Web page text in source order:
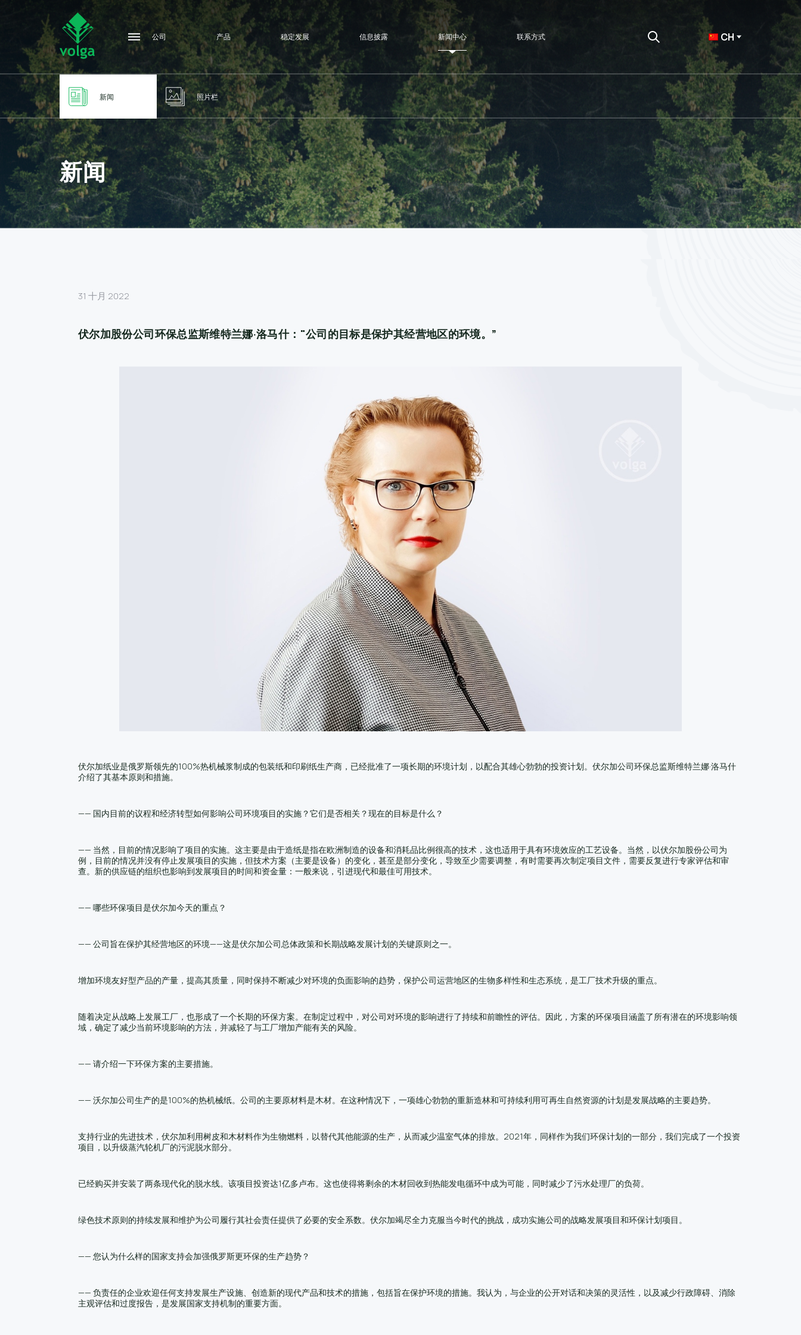
公司 产品 稳定发展 信息披露 新闻中心 联系方式 CH
新闻 照片栏
新闻
31 十月 2022
伏尔加股份公司环保总监斯维特兰娜·洛马什："公司的目标是保护其经营地区的环境。”
伏尔加纸业是俄罗斯领先的100%热机械浆制成的包装纸和印刷纸生产商，已经批准了一项长期的环境计划，以配合其雄心勃勃的投资计划。伏尔加公司环保总监斯维特兰娜·洛马什
介绍了其基本原则和措施。
—— 国内目前的议程和经济转型如何影响公司环境项目的实施？它们是否相关？现在的目标是什么？
—— 当然，目前的情况影响了项目的实施。这主要是由于造纸是指在欧洲制造的设备和消耗品比例很高的技术，这也适用于具有环境效应的工艺设备。当然，以伏尔加股份公司为
例，目前的情况并没有停止发展项目的实施，但技术方案（主要是设备）的变化，甚至是部分变化，导致至少需要调整，有时需要再次制定项目文件，需要反复进行专家评估和审
查。新的供应链的组织也影响到发展项目的时间和资金量：一般来说，引进现代和最佳可用技术。
—— 哪些环保项目是伏尔加今天的重点？
—— 公司旨在保护其经营地区的环境——这是伏尔加公司总体政策和长期战略发展计划的关键原则之一。
增加环境友好型产品的产量，提高其质量，同时保持不断减少对环境的负面影响的趋势，保护公司运营地区的生物多样性和生态系统，是工厂技术升级的重点。
随着决定从战略上发展工厂，也形成了一个长期的环保方案。在制定过程中，对公司对环境的影响进行了持续和前瞻性的评估。因此，方案的环保项目涵盖了所有潜在的环境影响领
域，确定了减少当前环境影响的方法，并减轻了与工厂增加产能有关的风险。
—— 请介绍一下环保方案的主要措施。
—— 沃尔加公司生产的是100%的热机械纸。公司的主要原材料是木材。在这种情况下，一项雄心勃勃的重新造林和可持续利用可再生自然资源的计划是发展战略的主要趋势。
支持行业的先进技术，伏尔加利用树皮和木材料作为生物燃料，以替代其他能源的生产，从而减少温室气体的排放。2021年，同样作为我们环保计划的一部分，我们完成了一个投资
项目，以升级蒸汽轮机厂的污泥脱水部分。
已经购买并安装了两条现代化的脱水线。该项目投资达1亿多卢布。这也使得将剩余的木材回收到热能发电循环中成为可能，同时减少了污水处理厂的负荷。
绿色技术原则的持续发展和维护为公司履行其社会责任提供了必要的安全系数。伏尔加竭尽全力克服当今时代的挑战，成功实施公司的战略发展项目和环保计划项目。
—— 您认为什么样的国家支持会加强俄罗斯更环保的生产趋势？
—— 负责任的企业欢迎任何支持发展生产设施、创造新的现代产品和技术的措施，包括旨在保护环境的措施。我认为，与企业的公开对话和决策的灵活性，以及减少行政障碍、消除
主观评估和过度报告，是发展国家支持机制的重要方面。